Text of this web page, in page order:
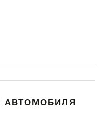
АВТОМОБИЛЯ